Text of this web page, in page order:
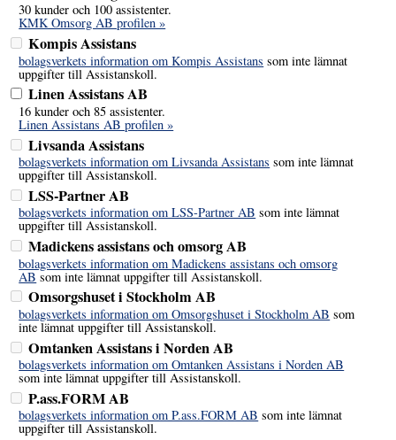
30 kunder och 100 assistenter.
KMK Omsorg AB profilen »
Kompis Assistans
bolagsverkets information om Kompis Assistans som inte lämnat
uppgifter till Assistanskoll.
Linen Assistans AB
16 kunder och 85 assistenter.
Linen Assistans AB profilen »
Livsanda Assistans
bolagsverkets information om Livsanda Assistans som inte lämnat
uppgifter till Assistanskoll.
LSS-Partner AB
bolagsverkets information om LSS-Partner AB som inte lämnat
uppgifter till Assistanskoll.
Madickens assistans och omsorg AB
bolagsverkets information om Madickens assistans och omsorg
AB som inte lämnat uppgifter till Assistanskoll.
Omsorgshuset i Stockholm AB
bolagsverkets information om Omsorgshuset i Stockholm AB som
inte lämnat uppgifter till Assistanskoll.
Omtanken Assistans i Norden AB
bolagsverkets information om Omtanken Assistans i Norden AB
som inte lämnat uppgifter till Assistanskoll.
P.ass.FORM AB
bolagsverkets information om P.ass.FORM AB som inte lämnat
uppgifter till Assistanskoll.